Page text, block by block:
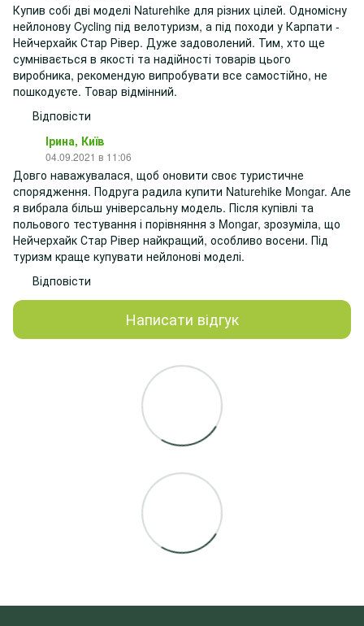
Купив собі дві моделі Naturehike для різних цілей. Одномісну
нейлонову Cycling під велотуризм, а під походи у Карпати -
Нейчерхайк Стар Рівер. Дуже задоволений. Тим, хто ще
сумнівається в якості та надійності товарів цього
виробника, рекомендую випробувати все самостійно, не
пошкодуєте. Товар відмінний.
Відповісти
Ірина, Київ
04.09.2021 в 11:06
Довго наважувалася, щоб оновити своє туристичне
спорядження. Подруга радила купити Naturehike Mongar. Але
я вибрала більш універсальну модель. Після купівлі та
польового тестування і порівняння з Mongar, зрозуміла, що
Нейчерхайк Стар Рівер найкращий, особливо восени. Під
туризм краще купувати нейлонові моделі.
Відповісти
Написати відгук